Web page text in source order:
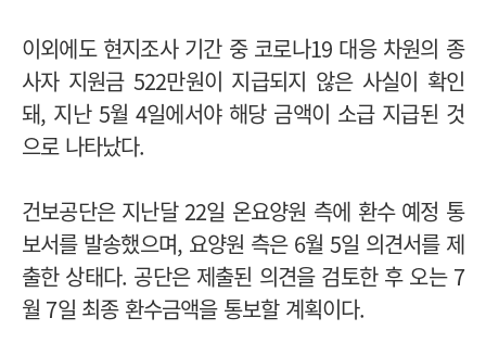
이외에도 현지조사 기간 중 코로나19 대응 차원의 종
사자 지원금 522만원이 지급되지 않은 사실이 확인
돼, 지난 5월 4일에서야 해당 금액이 소급 지급된 것
으로 나타났다.
건보공단은 지난달 22일 온요양원 측에 환수 예정 통
보서를 발송했으며, 요양원 측은 6월 5일 의견서를 제
출한 상태다. 공단은 제출된 의견을 검토한 후 오는 7
월 7일 최종 환수금액을 통보할 계획이다.